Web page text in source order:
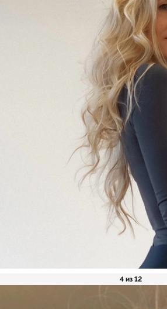
4 из 12